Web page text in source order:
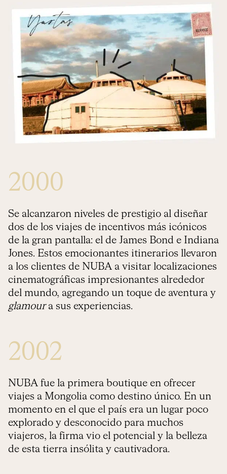
2000
Se alcanzaron niveles de prestigio al diseñar
dos de los viajes de incentivos más icónicos
de la gran pantalla: el de James Bond e Indiana
Jones. Estos emocionantes itinerarios llevaron
a los clientes de NUBA a visitar localizaciones
cinematográficas impresionantes alrededor
del mundo, agregando un toque de aventura y
glamoura sus experiencias.
2002
NUBA fue la primera boutique en ofrecer
viajes a Mongolia como destino único. En un
momento en el que el país era un lugar poco
explorado y desconocido para muchos
viajeros, la firma vio el potencial y la belleza
de esta tierra insólita y cautivadora.